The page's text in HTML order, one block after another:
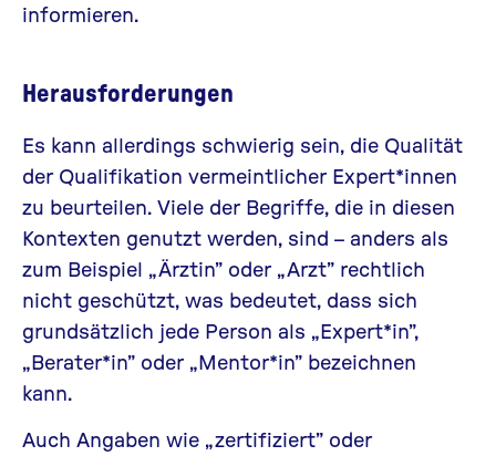
informieren.
Herausforderungen
Es kann allerdings schwierig sein, die Qualität
der Qualifikation vermeintlicher Expert*innen
zu beurteilen. Viele der Begriffe, die in diesen
Kontexten genutzt werden, sind – anders als
zum Beispiel „Ärztin” oder „Arzt” rechtlich
nicht geschützt, was bedeutet, dass sich
grundsätzlich jede Person als „Expert*in”,
„Berater*in” oder „Mentor*in” bezeichnen
kann.
Auch Angaben wie „zertifiziert” oder